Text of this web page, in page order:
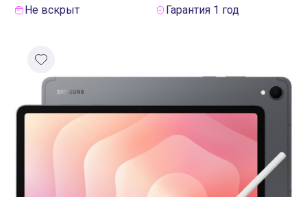
Договор оферты
Контакты
Гарантия
Оплата
Не вскрыт
Гарантия 1 год